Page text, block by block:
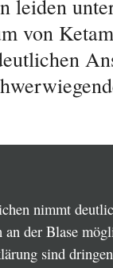
leiden
von
nimmt
an der Blase
sind